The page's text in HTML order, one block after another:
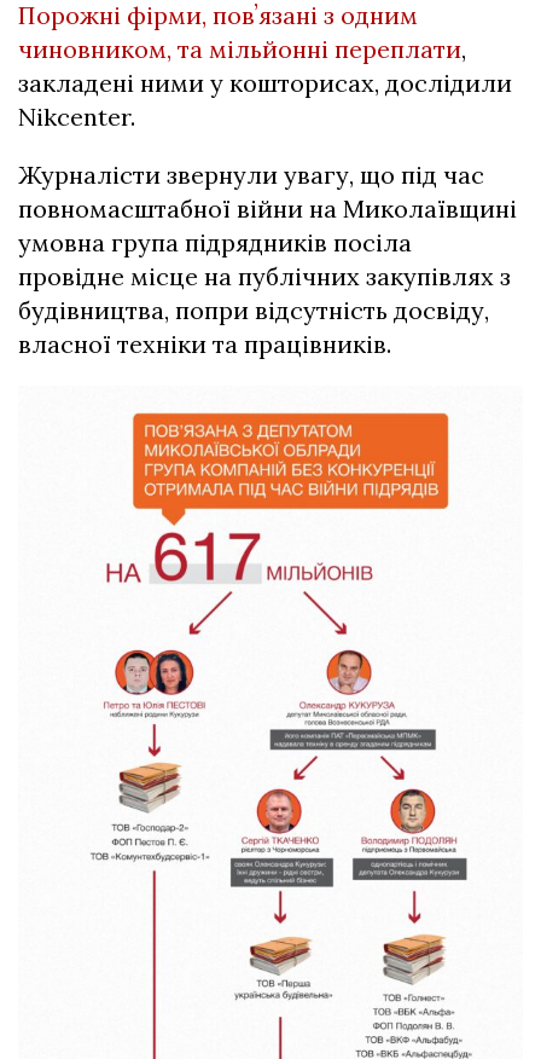
Порожні фірми, повʼязані з одним
чиновником, та мільйонні переплати,
закладені ними у кошторисах, дослідили
Nikcenter.
Журналісти звернули увагу, що під час
повномасштабної війни на Миколаївщині
умовна група підрядників посіла
провідне місце на публічних закупівлях з
будівництва, попри відсутність досвіду,
власної техніки та працівників.